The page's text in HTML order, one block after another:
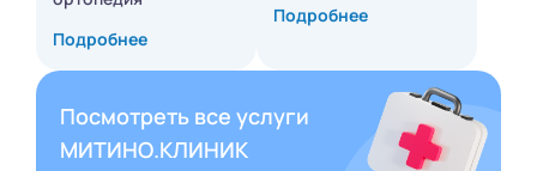
Подробнее
Подробнее
Посмотреть все услуги
МИТИНО.КЛИНИК